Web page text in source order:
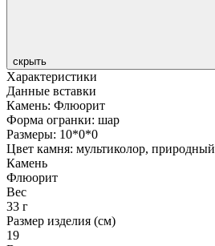
скрыть
Характеристики
Данные вставки
Камень: Флюорит
Форма огранки: шар
Размеры: 10*0*0
Цвет камня: мультиколор, природный
Камень
Флюорит
Вес
33 г
Размер изделия (см)
19